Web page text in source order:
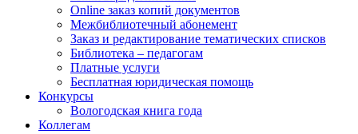
Online заказ копий документов
Межбиблиотечный абонемент
Заказ и редактирование тематических списков
Библиотека – педагогам
Платные услуги
Бесплатная юридическая помощь
Конкурсы
Вологодская книга года
Коллегам